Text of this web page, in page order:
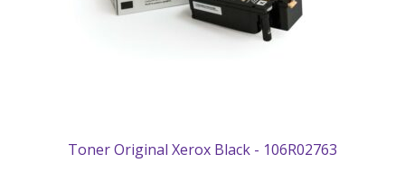
Toner Original Xerox Black - 106R02763